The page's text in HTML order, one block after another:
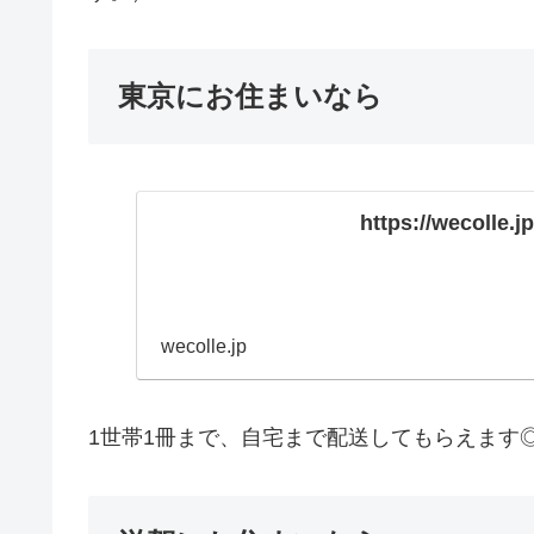
東京にお住まいなら
https://
wecolle.jp
1世帯1冊まで、自宅まで配送してもらえます